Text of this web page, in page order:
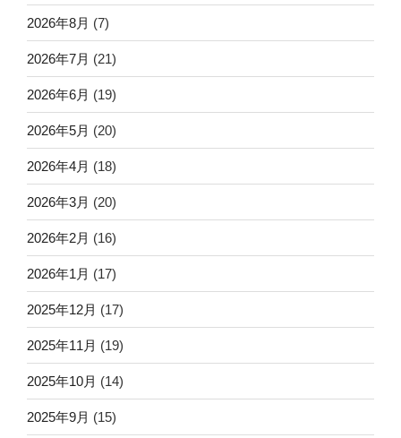
2026年8月 (7)
2026年7月 (21)
2026年6月 (19)
2026年5月 (20)
2026年4月 (18)
2026年3月 (20)
2026年2月 (16)
2026年1月 (17)
2025年12月 (17)
2025年11月 (19)
2025年10月 (14)
2025年9月 (15)